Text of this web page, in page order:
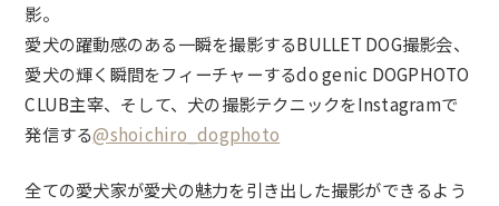
影。
愛犬の躍動感のある一瞬を撮影するBULLET DOG撮影会、
愛犬の輝く瞬間をフィーチャーするdo genic DOGPHOTO
CLUB主宰、そして、犬の撮影テクニックをInstagramで
発信する@shoichiro_dogphoto
全ての愛犬家が愛犬の魅力を引き出した撮影ができるよう